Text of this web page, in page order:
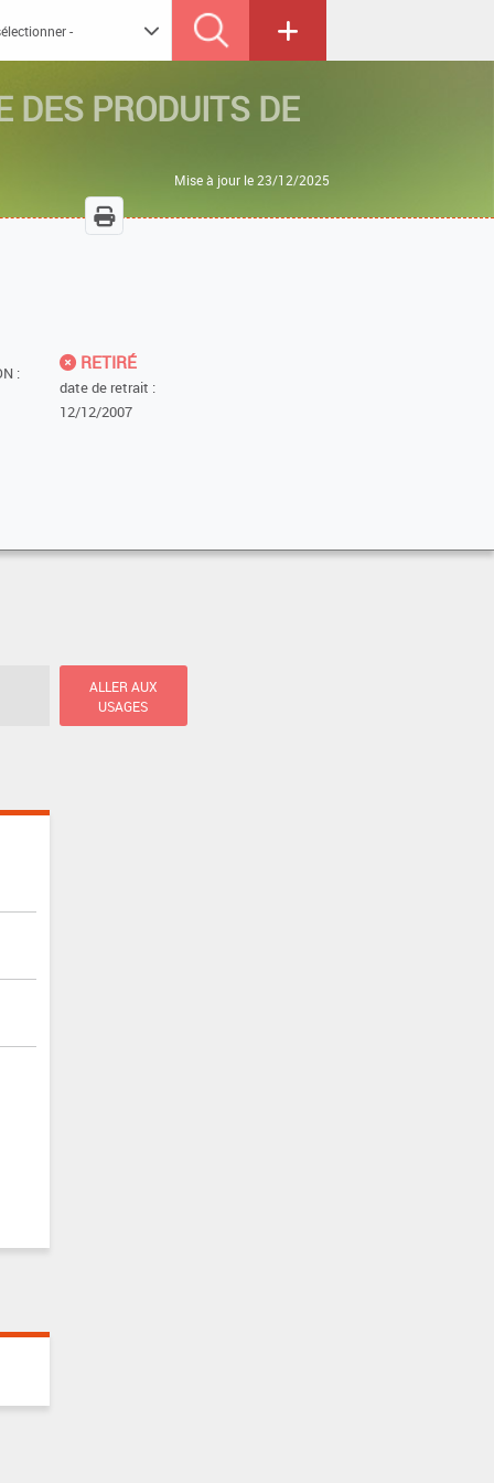
DES PRODUITS DE
Mise à jour le 23/12/2025
:
RETIRÉ
date de retrait :
12/12/2007
ALLER AUX
USAGES